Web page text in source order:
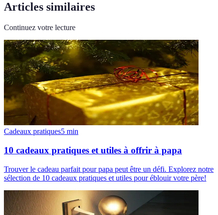
Articles similaires
Continuez votre lecture
Cadeaux pratiques5 min
10 cadeaux pratiques et utiles à offrir à papa
Trouver le cadeau parfait pour papa peut être un défi. Explorez notre
sélection de 10 cadeaux pratiques et utiles pour éblouir votre père!